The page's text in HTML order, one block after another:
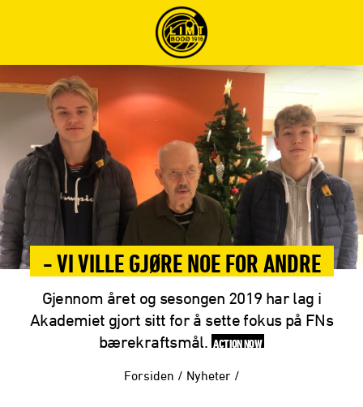
- VI VILLE GJØRE NOE FOR ANDRE
Gjennom året og sesongen 2019 har lag i
Akademiet gjort sitt for å sette fokus på FNs
bærekraftsmål. ACTION NOW
Forsiden / Nyheter /